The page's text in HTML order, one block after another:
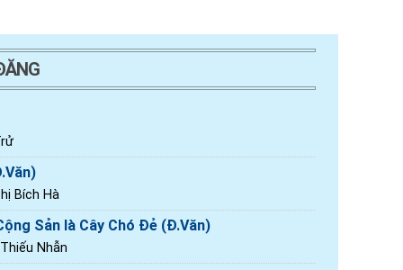
Bích Hà
Sản là Cây Chó Đẻ (Đ.Văn)
Nhẫn